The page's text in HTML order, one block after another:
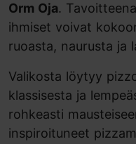
Orm Oja.
ihmiset voivat
ruoasta, naurusta ja
Valikosta löytyy
klassisesta ja
rohkeasti
inspiroituneet